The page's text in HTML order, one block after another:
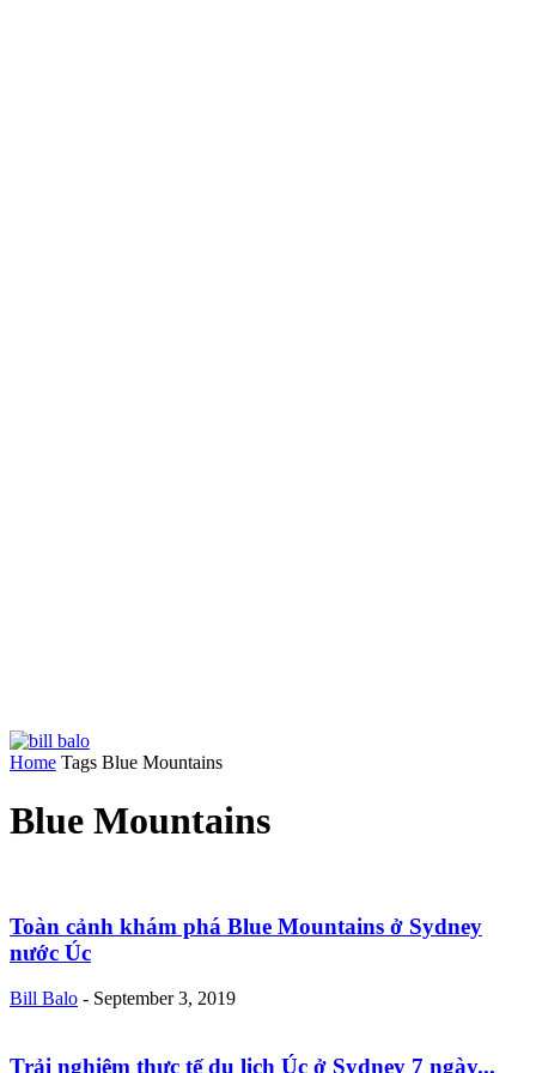
Home Tags Blue Mountains
Blue Mountains
Toàn cảnh khám phá Blue Mountains ở Sydney
nước Úc
Bill Balo - September 3, 2019
Trải nghiệm thực tế du lịch Úc ở Sydney 7 ngày...